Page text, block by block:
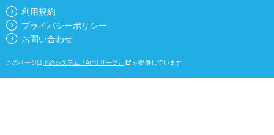
利用規約
プライバシーポリシー
お問い合わせ
このページは予約システム『Airリザーブ』 が提供しています